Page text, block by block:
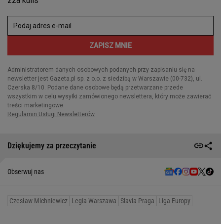
Dziękujemy za przeczytanie
Obserwuj nas
Czesław Michniewicz Legia Warszawa Slavia Praga Liga Europy